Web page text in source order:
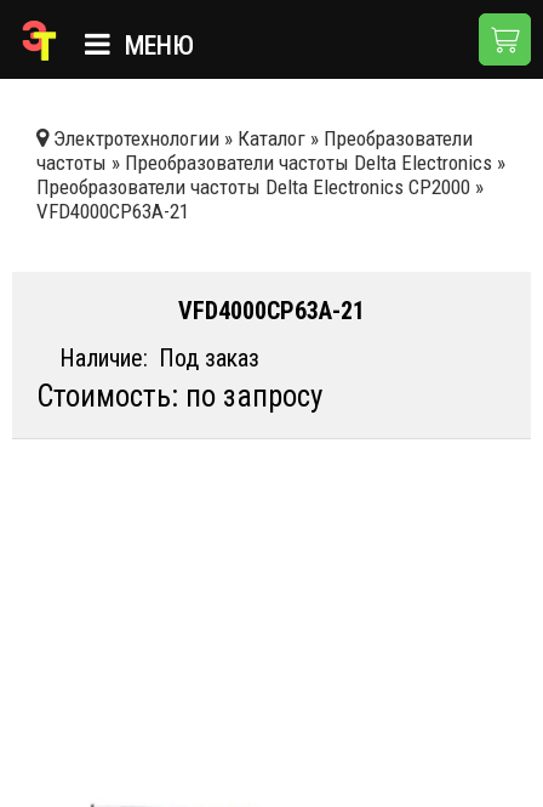
МЕНЮ
КАТАЛОГ
О КОМПАНИИ
ДОСТАВКА И ОПЛАТА
Электротехнологии » Каталог » Преобразователи
частоты » Преобразователи частоты Delta Electronics »
Преобразователи частоты Delta Electronics CP2000 »
VFD4000CP63A-21
VFD4000CP63A-21
Наличие: Под заказ
Стоимость: по запросу